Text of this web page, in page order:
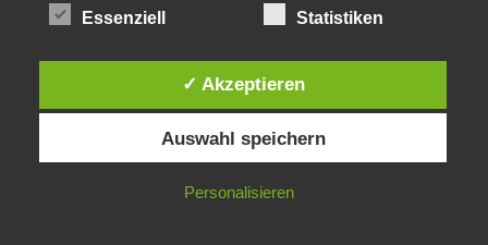
9. Juli 2018
Was ist denn das? -Mars „SOL 735“ Rover Curiosity
Diese Website verwendet Cookies. Durch die weitere Nutzung dieser
Website stimmst du der Verwendung von Cookies zu.
IN ORDNUNG
Essenziell Statistiken
✓ Akzeptieren
Auswahl speichern
Personalisieren